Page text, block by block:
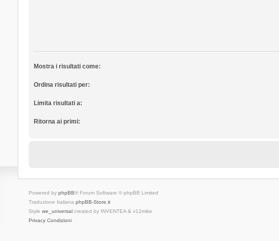
Mostra i risultati come:
Ordina risultati per:
Limita risultati a:
Ritorna ai primi:
Powered by phpBB® Forum Software © phpBB Limited
Traduzione Italiana phpBB-Store.it
Style we_universalcreated by INVENTEA & v12mike
Privacy Condizioni